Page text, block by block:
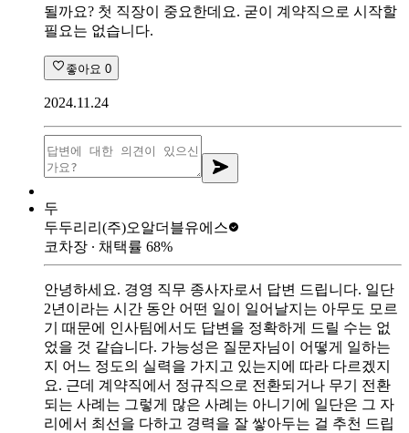
될까요? 첫 직장이 중요한데요. 굳이 계약직으로 시작할
필요는 없습니다.
좋아요 0
2024.11.24
두
두두리리 (주)오알더블유에스
코차장 ∙ 채택률 68%
안녕하세요. 경영 직무 종사자로서 답변 드립니다. 일단
2년이라는 시간 동안 어떤 일이 일어날지는 아무도 모르
기 때문에 인사팀에서도 답변을 정확하게 드릴 수는 없
었을 것 같습니다. 가능성은 질문자님이 어떻게 일하는
지 어느 정도의 실력을 가지고 있는지에 따라 다르겠지
요. 근데 계약직에서 정규직으로 전환되거나 무기 전환
되는 사례는 그렇게 많은 사례는 아니기에 일단은 그 자
리에서 최선을 다하고 경력을 잘 쌓아두는 걸 추천 드립